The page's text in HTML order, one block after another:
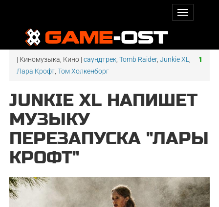
1
| Киномузыка, Кино |саундтрек ,Tomb Raider,Junkie XL
Лара Крофт ,Том Холкенборг
JUNKIE XL НАПИШЕТ
МУЗЫКУ
ПЕРЕЗАПУСКА "ЛАРЫ
КРОФТ"